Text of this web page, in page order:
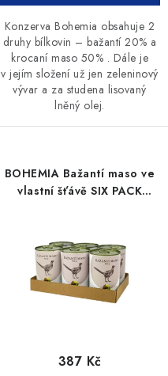
Konzerva Bohemia obsahuje 2
druhy bílkovin – bažantí 20% a
krocaní maso 50% . Dále je
v jejím složení už jen zeleninový
vývar a za studena lisovaný
lněný olej.
BOHEMIA Bažantí maso ve
vlastní šťávě SIX PACK
387 Kč